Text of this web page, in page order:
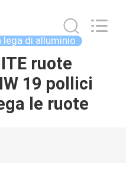
di alluminio
ruote
19 pollici
le ruote